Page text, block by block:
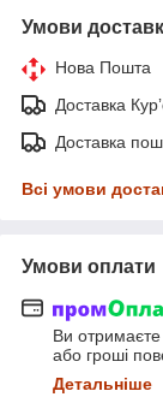
Умови
Нова Пошта
Доставка
Доставка
Всі умови
Умови оплати
Ви
або гроші
Детальніше